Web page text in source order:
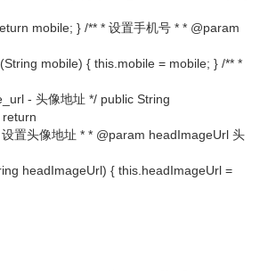
mobile; } /** * 设置手机号 * * @param
mobile) { this.mobile = mobile; } /** *
- 头像地址 */ public String
置头像地址 * * @param headImageUrl 头
headImageUrl) { this.headImageUrl =